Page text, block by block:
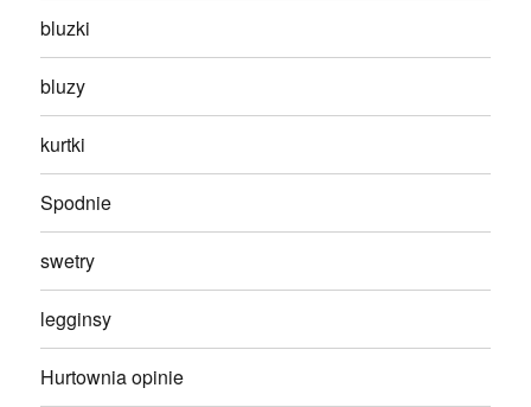
bluzki
bluzy
kurtki
Spodnie
swetry
legginsy
Hurtownia opinie